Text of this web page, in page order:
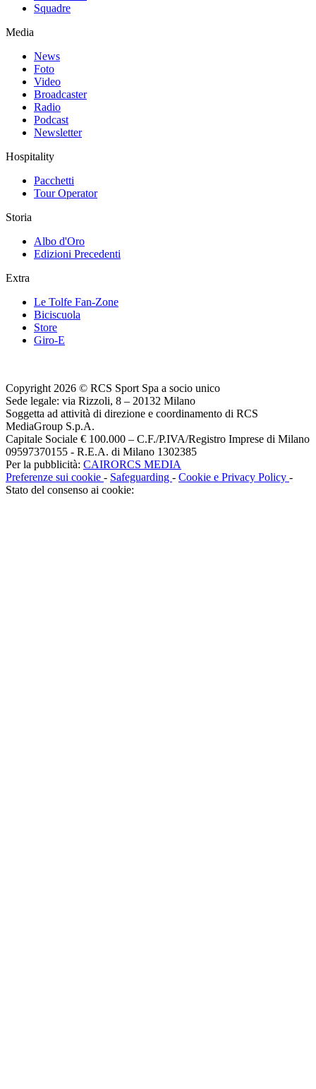
Squadre
Media
News
Foto
Video
Broadcaster
Radio
Podcast
Newsletter
Hospitality
Pacchetti
Tour Operator
Storia
Albo d'Oro
Edizioni Precedenti
Extra
Le Tolfe Fan-Zone
Biciscuola
Store
Giro-E
Copyright 2026 © RCS Sport Spa a socio unico
Sede legale: via Rizzoli, 8 – 20132 Milano
Soggetta ad attività di direzione e coordinamento di RCS
MediaGroup S.p.A.
Capitale Sociale € 100.000 – C.F./P.IVA/Registro Imprese di Milano
09597370155 - R.E.A. di Milano 1302385
Per la pubblicità: CAIRORCS MEDIA
Preferenze sui cookie - Safeguarding - Cookie e Privacy Policy -
Stato del consenso ai cookie: